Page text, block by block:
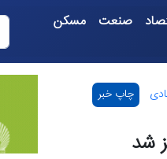
صنعت مسکن
چاپ خبر
شد